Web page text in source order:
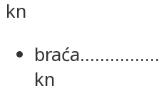
kn
kn